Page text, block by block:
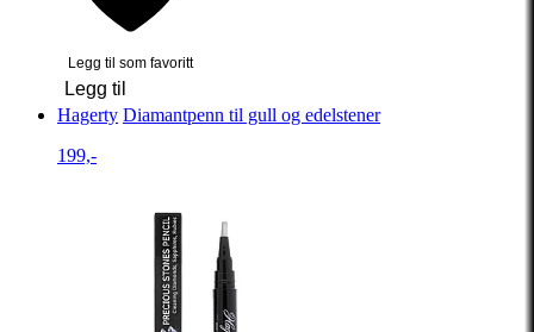
Legg til som favoritt
Legg til
Hagerty Diamantpenn til gull og edelstener
199,-